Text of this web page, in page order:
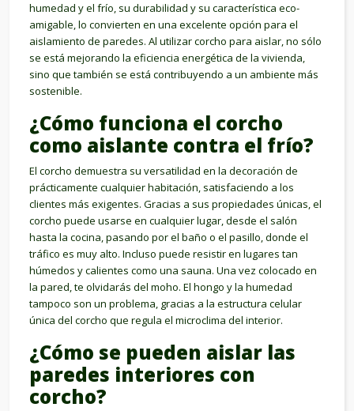
humedad y el frío, su durabilidad y su característica eco-
amigable, lo convierten en una excelente opción para el
aislamiento de paredes. Al utilizar corcho para aislar, no sólo
se está mejorando la eficiencia energética de la vivienda,
sino que también se está contribuyendo a un ambiente más
sostenible.
¿Cómo funciona el corcho
como aislante contra el frío?
El corcho demuestra su versatilidad en la decoración de
prácticamente cualquier habitación, satisfaciendo a los
clientes más exigentes. Gracias a sus propiedades únicas, el
corcho puede usarse en cualquier lugar, desde el salón
hasta la cocina, pasando por el baño o el pasillo, donde el
tráfico es muy alto. Incluso puede resistir en lugares tan
húmedos y calientes como una sauna. Una vez colocado en
la pared, te olvidarás del moho. El hongo y la humedad
tampoco son un problema, gracias a la estructura celular
única del corcho que regula el microclima del interior.
¿Cómo se pueden aislar las
paredes interiores con
corcho?